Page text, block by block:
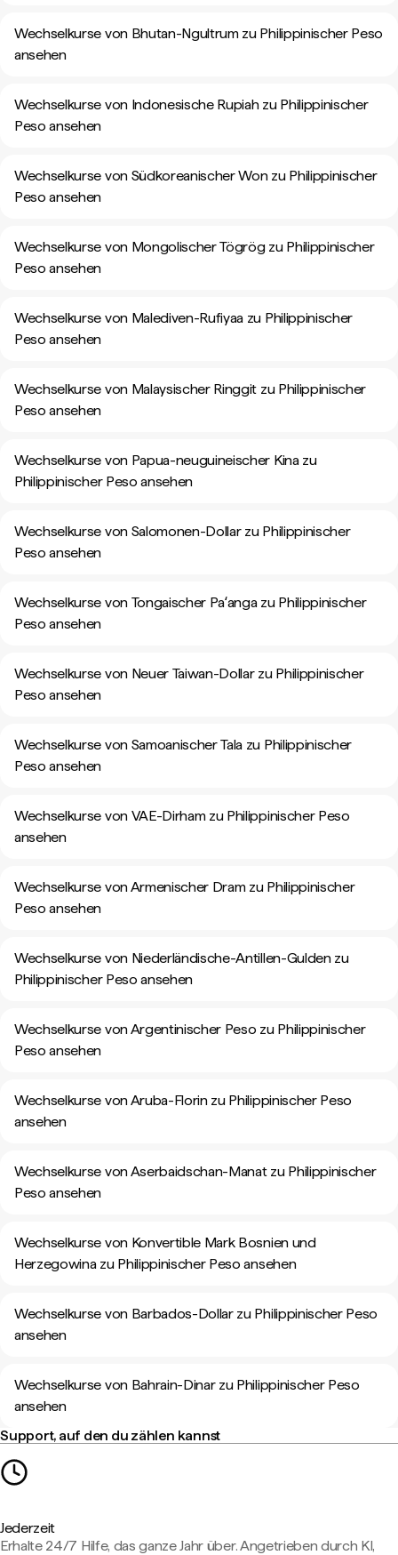
Wechselkurse von Bhutan-Ngultrum zu Philippinischer Peso
ansehen
Wechselkurse von Indonesische Rupiah zu Philippinischer
Peso ansehen
Wechselkurse von Südkoreanischer Won zu Philippinischer
Peso ansehen
Wechselkurse von Mongolischer Tögrög zu Philippinischer
Peso ansehen
Wechselkurse von Malediven-Rufiyaa zu Philippinischer
Peso ansehen
Wechselkurse von Malaysischer Ringgit zu Philippinischer
Peso ansehen
Wechselkurse von Papua-neuguineischer Kina zu
Philippinischer Peso ansehen
Wechselkurse von Salomonen-Dollar zu Philippinischer
Peso ansehen
Wechselkurse von Tongaischer Paʻanga zu Philippinischer
Peso ansehen
Wechselkurse von Neuer Taiwan-Dollar zu Philippinischer
Peso ansehen
Wechselkurse von Samoanischer Tala zu Philippinischer
Peso ansehen
Wechselkurse von VAE-Dirham zu Philippinischer Peso
ansehen
Wechselkurse von Armenischer Dram zu Philippinischer
Peso ansehen
Wechselkurse von Niederländische-Antillen-Gulden zu
Philippinischer Peso ansehen
Wechselkurse von Argentinischer Peso zu Philippinischer
Peso ansehen
Wechselkurse von Aruba-Florin zu Philippinischer Peso
ansehen
Wechselkurse von Aserbaidschan-Manat zu Philippinischer
Peso ansehen
Wechselkurse von Konvertible Mark Bosnien und
Herzegowina zu Philippinischer Peso ansehen
Wechselkurse von Barbados-Dollar zu Philippinischer Peso
ansehen
Wechselkurse von Bahrain-Dinar zu Philippinischer Peso
ansehen
Support, auf den du zählen kannst
Jederzeit
Erhalte 24/7 Hilfe, das ganze Jahr über. Angetrieben durch KI,